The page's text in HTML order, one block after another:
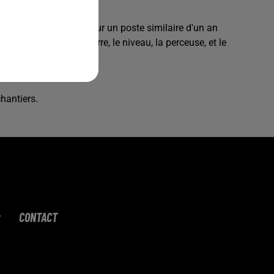
expérience sur un poste similaire d'un an
tels que l'équerre, le niveau, la perceuse, et le
CONTACT